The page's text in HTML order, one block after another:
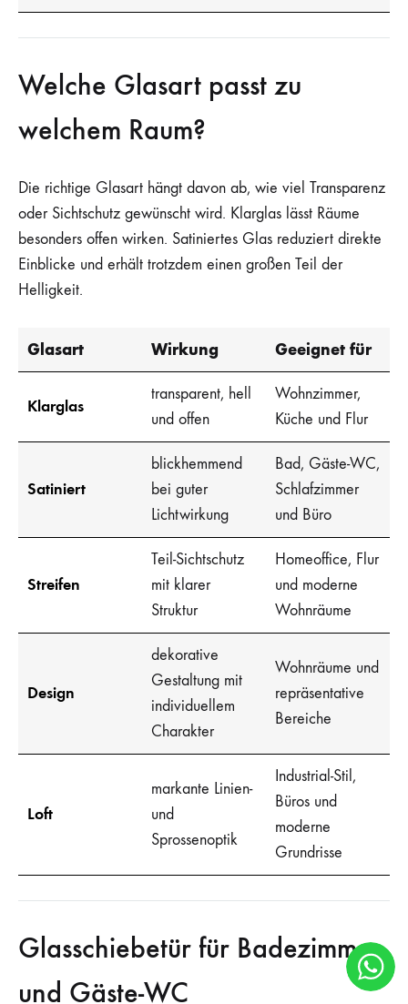
Welche Glasart passt zu
welchem Raum?
Die richtige Glasart hängt davon ab, wie viel Transparenz
oder Sichtschutz gewünscht wird. Klarglas lässt Räume
besonders offen wirken. Satiniertes Glas reduziert direkte
Einblicke und erhält trotzdem einen großen Teil der
Helligkeit.
Glasart Wirkung Geeignet für
Klarglas
transparent, hell
und offen
Wohnzimmer,
Küche und Flur
Satiniert
blickhemmend
bei guter
Lichtwirkung
Bad, Gäste-WC,
Schlafzimmer
und Büro
Streifen
Teil-Sichtschutz
mit klarer
Struktur
Homeoffice, Flur
und moderne
Wohnräume
Design
dekorative
Gestaltung mit
individuellem
Charakter
Wohnräume und
repräsentative
Bereiche
Loft
markante Linien-
und
Sprossenoptik
Industrial-Stil,
Büros und
moderne
Grundrisse
Glasschiebetür für Badezimmer
und Gäste-WC